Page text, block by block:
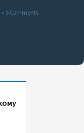
• 5 Comments